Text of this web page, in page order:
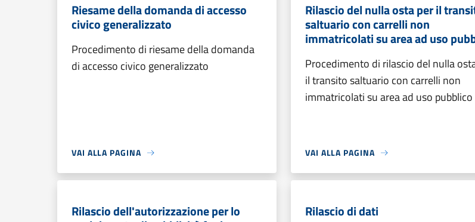
Riesame della domanda di accesso
civico generalizzato
Procedimento di riesame della domanda
di accesso civico generalizzato
VAI ALLA PAGINA
Rilascio del nulla osta per il
saltuario con carrelli non
immatricolati su area ad uso
Procedimento di rilascio del nulla
il transito saltuario con carrelli non
immatricolati su area ad uso pubblico
VAI ALLA PAGINA
Rilascio dell'autorizzazione per lo Rilascio di dati